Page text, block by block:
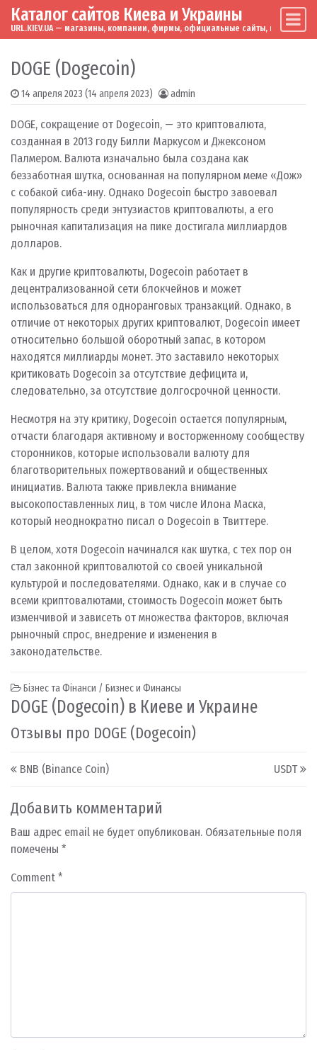
Skip to content
Main Navigation
Каталог сайтов Киева и Украины
URL.KIEV.UA — магазины, компании, фирмы, официальные сайты, мировые
DOGE (Dogecoin)
14 апреля 2023 (14 апреля 2023) admin
DOGE, сокращение от Dogecoin, — это криптовалюта,
созданная в 2013 году Билли Маркусом и Джексоном
Палмером. Валюта изначально была создана как
беззаботная шутка, основанная на популярном меме «Дож»
с собакой сиба-ину. Однако Dogecoin быстро завоевал
популярность среди энтузиастов криптовалюты, а его
рыночная капитализация на пике достигала миллиардов
долларов.
Как и другие криптовалюты, Dogecoin работает в
децентрализованной сети блокчейнов и может
использоваться для одноранговых транзакций. Однако, в
отличие от некоторых других криптовалют, Dogecoin имеет
относительно большой оборотный запас, в котором
находятся миллиарды монет. Это заставило некоторых
критиковать Dogecoin за отсутствие дефицита и,
следовательно, за отсутствие долгосрочной ценности.
Несмотря на эту критику, Dogecoin остается популярным,
отчасти благодаря активному и восторженному сообществу
сторонников, которые использовали валюту для
благотворительных пожертвований и общественных
инициатив. Валюта также привлекла внимание
высокопоставленных лиц, в том числе Илона Маска,
который неоднократно писал о Dogecoin в Твиттере.
В целом, хотя Dogecoin начинался как шутка, с тех пор он
стал законной криптовалютой со своей уникальной
культурой и последователями. Однако, как и в случае со
всеми криптовалютами, стоимость Dogecoin может быть
изменчивой и зависеть от множества факторов, включая
рыночный спрос, внедрение и изменения в
законодательстве.
Бізнес та Фінанси / Бизнес и Финансы
DOGE (Dogecoin) в Киеве и Украине
Отзывы про DOGE (Dogecoin)
Post navigation
BNB (Binance Coin) USDT
Добавить комментарий
Ваш адрес email не будет опубликован. Обязательные поля
помечены *
Comment *